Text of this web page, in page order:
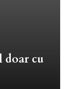
doar cu